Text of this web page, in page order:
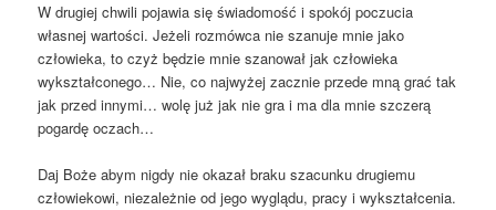
W drugiej chwili pojawia się świadomość i spokój poczucia
własnej wartości. Jeżeli rozmówca nie szanuje mnie jako
człowieka, to czyż będzie mnie szanował jak człowieka
wykształconego… Nie, co najwyżej zacznie przede mną grać tak
jak przed innymi… wolę już jak nie gra i ma dla mnie szczerą
pogardę oczach…
Daj Boże abym nigdy nie okazał braku szacunku drugiemu
człowiekowi, niezależnie od jego wyglądu, pracy i wykształcenia.